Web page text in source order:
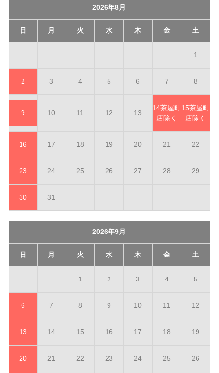
2026年8月
日 月 火 水 木 金 土
1
2 3 4 5 6 7 8
9 10 11 12 13
14茶屋町
店除く
15茶屋町
店除く
16 17 18 19 20 21 22
23 24 25 26 27 28 29
30 31
2026年9月
日 月 火 水 木 金 土
1 2 3 4 5
6 7 8 9 10 11 12
13 14 15 16 17 18 19
20 21 22 23 24 25 26